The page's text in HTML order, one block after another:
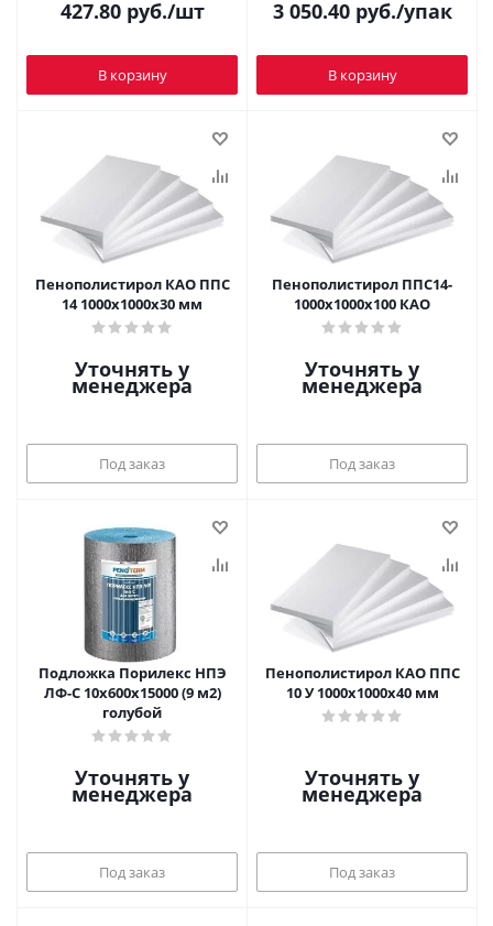
427.80руб./шт
В корзину
3 050.40руб./упак
В корзину
Пенополистирол КАО ППС
14 1000х1000х30 мм
Уточнять у
менеджера
Под заказ
Пенополистирол ППС14-
1000х1000х100 КАО
Уточнять у
менеджера
Под заказ
Подложка Порилекс НПЭ
ЛФ-С 10х600х15000 (9 м2)
голубой
Уточнять у
менеджера
Под заказ
Пенополистирол КАО ППС
10 У 1000х1000х40 мм
Уточнять у
менеджера
Под заказ